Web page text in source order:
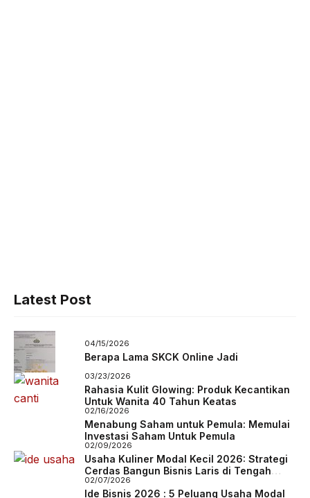
Latest Post
04/15/2026
Berapa Lama SKCK Online Jadi
03/23/2026
Rahasia Kulit Glowing: Produk Kecantikan
Untuk Wanita 40 Tahun Keatas
02/16/2026
Menabung Saham untuk Pemula: Memulai
Investasi Saham Untuk Pemula
02/09/2026
Usaha Kuliner Modal Kecil 2026: Strategi
Cerdas Bangun Bisnis Laris di Tengah
Persaingan
02/07/2026
Ide Bisnis 2026 : 5 Peluang Usaha Modal